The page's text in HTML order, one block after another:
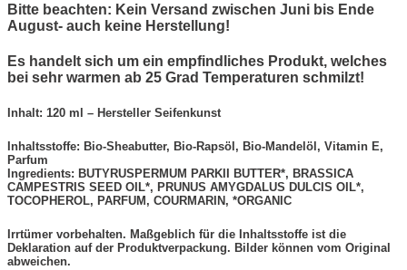
Bitte beachten: Kein Versand zwischen Juni bis Ende
August- auch keine Herstellung!
Es handelt sich um ein empfindliches Produkt, welches
bei sehr warmen ab 25 Grad Temperaturen schmilzt!
Inhalt: 120 ml – Hersteller Seifenkunst
Inhaltsstoffe: Bio-Sheabutter, Bio-Rapsöl, Bio-Mandelöl, Vitamin E,
Parfum
Ingredients: BUTYRUSPERMUM PARKII BUTTER*, BRASSICA
CAMPESTRIS SEED OIL*, PRUNUS AMYGDALUS DULCIS OIL*,
TOCOPHEROL, PARFUM, COURMARIN, *ORGANIC
Irrtümer vorbehalten. Maßgeblich für die Inhaltsstoffe ist die
Deklaration auf der Produktverpackung. Bilder können vom Original
abweichen.